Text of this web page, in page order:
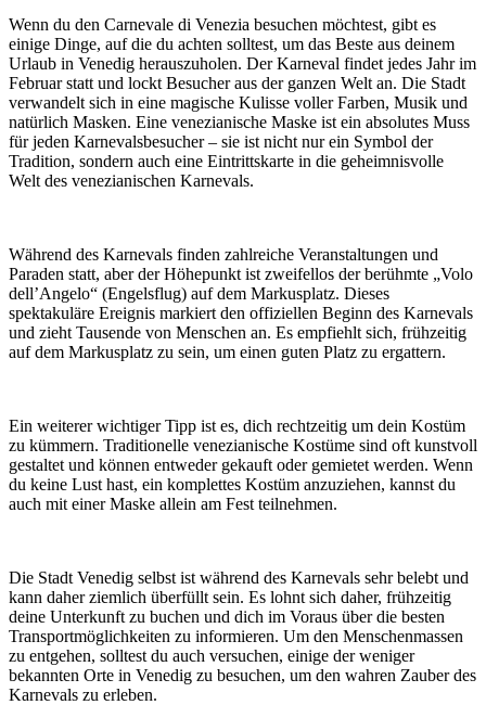
Wenn du den Carnevale di Venezia besuchen möchtest, gibt es
einige Dinge, auf die du achten solltest, um das Beste aus deinem
Urlaub in Venedig herauszuholen. Der Karneval findet jedes Jahr im
Februar statt und lockt Besucher aus der ganzen Welt an. Die Stadt
verwandelt sich in eine magische Kulisse voller Farben, Musik und
natürlich Masken. Eine venezianische Maske ist ein absolutes Muss
für jeden Karnevalsbesucher – sie ist nicht nur ein Symbol der
Tradition, sondern auch eine Eintrittskarte in die geheimnisvolle
Welt des venezianischen Karnevals.
Während des Karnevals finden zahlreiche Veranstaltungen und
Paraden statt, aber der Höhepunkt ist zweifellos der berühmte „Volo
dell’Angelo“ (Engelsflug) auf dem Markusplatz. Dieses
spektakuläre Ereignis markiert den offiziellen Beginn des Karnevals
und zieht Tausende von Menschen an. Es empfiehlt sich, frühzeitig
auf dem Markusplatz zu sein, um einen guten Platz zu ergattern.
Ein weiterer wichtiger Tipp ist es, dich rechtzeitig um dein Kostüm
zu kümmern. Traditionelle venezianische Kostüme sind oft kunstvoll
gestaltet und können entweder gekauft oder gemietet werden. Wenn
du keine Lust hast, ein komplettes Kostüm anzuziehen, kannst du
auch mit einer Maske allein am Fest teilnehmen.
Die Stadt Venedig selbst ist während des Karnevals sehr belebt und
kann daher ziemlich überfüllt sein. Es lohnt sich daher, frühzeitig
deine Unterkunft zu buchen und dich im Voraus über die besten
Transportmöglichkeiten zu informieren. Um den Menschenmassen
zu entgehen, solltest du auch versuchen, einige der weniger
bekannten Orte in Venedig zu besuchen, um den wahren Zauber des
Karnevals zu erleben.